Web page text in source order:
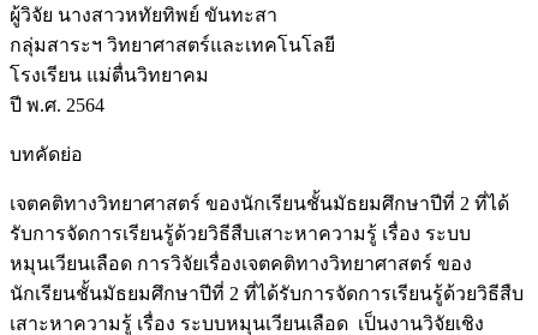
ผู้วิจัย นางสาวหทัยทิพย์ ขันทะสา
กลุ่มสาระฯ วิทยาศาสตร์และเทคโนโลยี
โรงเรียน แม่ตื่นวิทยาคม
ปี พ.ศ. 2564
บทคัดย่อ
เจตคติทางวิทยาศาสตร์ ของนักเรียนชั้นมัธยมศึกษาปีที่ 2 ที่ได้
รับการจัดการเรียนรู้ด้วยวิธีสืบเสาะหาความรู้ เรื่อง ระบบ
หมุนเวียนเลือด การวิจัยเรื่องเจตคติทางวิทยาศาสตร์ ของ
นักเรียนชั้นมัธยมศึกษาปีที่ 2 ที่ได้รับการจัดการเรียนรู้ด้วยวิธีสืบ
เสาะหาความรู้ เรื่อง ระบบหมุนเวียนเลือด เป็นงานวิจัยเชิง